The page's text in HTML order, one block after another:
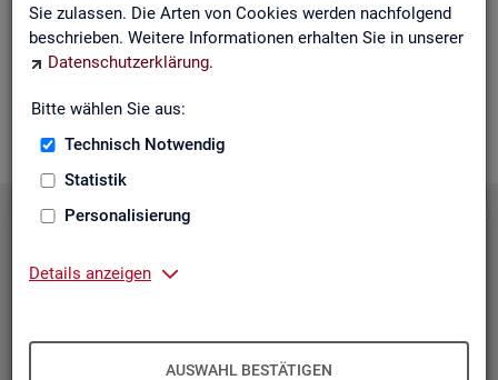
Sie zulassen. Die Arten von Cookies werden nachfolgend
beschrieben. Weitere Informationen erhalten Sie in unserer
Datenschutzerklärung.
Bitte wählen Sie aus:
Technisch Notwendig
Statistik
Personalisierung
Details anzeigen
AUSWAHL BESTÄTIGEN
In der Me­dia­thek fin­den Sie leicht ver­ständ­li­che Kurz­vi­de­os
zu zen­tra­len The­men der Sta­tis­tik der BA. Wir er­gän­zen unser
Vi­deo­an­ge­bot nach und nach. Wün­schen Sie sich ein Video
zu einem be­stimm­ten Thema? Dann kon­tak­tie­ren Sie